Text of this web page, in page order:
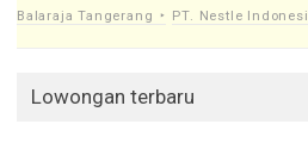
Balaraja Tangerang PT. Nestle
Lowongan terbaru